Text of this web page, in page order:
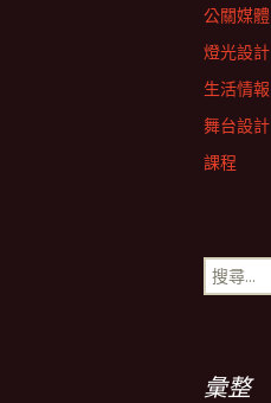
公關媒體
燈光設計
生活情報
舞台設計
課程
搜
尋
彙整